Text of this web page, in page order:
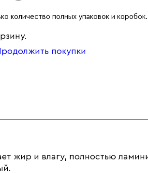
количество полных упаковок и коробок.
покупки
жир и влагу, полностью